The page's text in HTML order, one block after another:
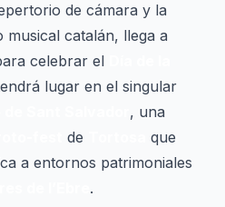
de cámara y la
catalán, llega a
celebrar el
lugar en el singular
, una
de
que
a entornos patrimoniales
.